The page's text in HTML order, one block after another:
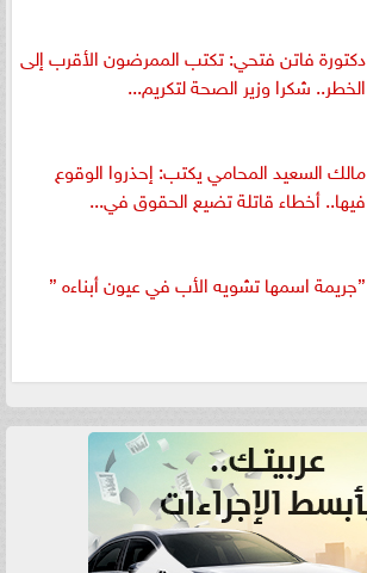
دكتورة فاتن فتحي: تكتب الممرضون الأقرب إلى
الخطر.. شكرا وزير الصحة لتكريم...
مالك السعيد المحامي يكتب: إحذروا الوقوع
فيها.. أخطاء قاتلة تضيع الحقوق في...
”جريمة اسمها تشويه الأب في عيون أبناءه ”